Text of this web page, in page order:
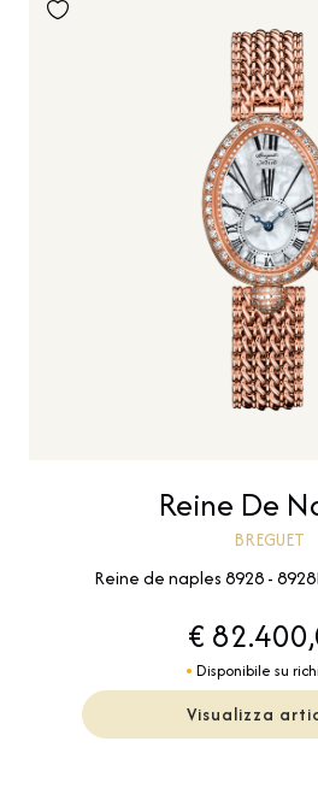
Reine De
BREGUET
Reine de naples 8928 -
€
Disponibile su
Visualizza